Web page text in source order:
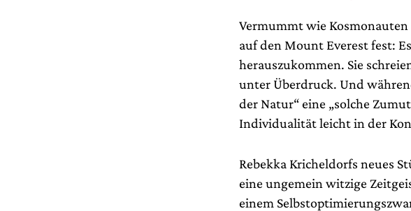
Vermummt wie
auf den Mount Everest fest:
herauszukommen. Sie
unter Überdruck. Und
der Natur“ eine „solche
Individualität leicht in der
Rebekka Kricheldorfs neues
eine ungemein witzige
einem